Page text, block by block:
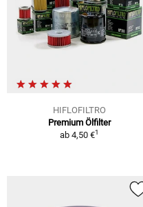
HIFLOFILTRO
Premium Ölfilter
ab 4,50 €1